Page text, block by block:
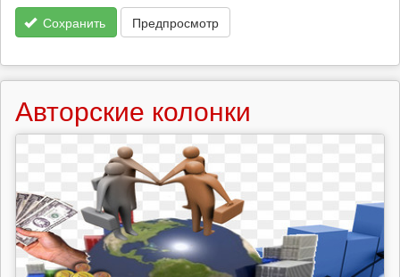
Сохранить Предпросмотр
Авторские колонки